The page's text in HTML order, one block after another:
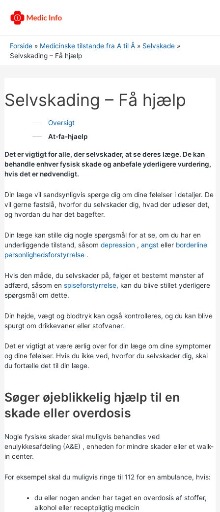
Forside Medicinske tilstande fra A til Å
Selvskade
Selvskading – Få hjælp
Selvskading – Få hjælp
Oversigt
At-fa-hjaelp
Det er vigtigt for alle, der selvskader, at se deres læge. De kan
behandle enhver fysisk skade og anbefale yderligere vurdering,
hvis det er nødvendigt.
Din læge vil sandsynligvis spørge dig om dine følelser i detaljer. De
vil gerne fastslå, hvorfor du selvskader dig, hvad der udløser det,
og hvordan du har det bagefter.
Din læge kan stille dig nogle spørgsmål for at se, om du har en
underliggende tilstand, såsom depression , angsteller borderline
personlighedsforstyrrelse.
Hvis den måde, du selvskader på, følger et bestemt mønster af
adfærd, såsom en spiseforstyrrelse, kan du blive stillet yderligere
spørgsmål om dette.
Din højde, vægt og blodtryk kan også kontrolleres, og du kan blive
spurgt om drikkevaner eller stofvaner.
Det er vigtigt at være ærlig over for din læge om dine symptomer
og dine følelser. Hvis du ikke ved, hvorfor du selvskader dig, skal
du fortælle det til din læge.
Søger øjeblikkelig hjælp til en
skade eller overdosis
Nogle fysiske skader skal muligvis behandles ved
enulykkesafdeling (A&E) , enheden for mindre skader eller et walk-
in center.
For eksempel skal du muligvis ringe til 112 for en ambulance, hvis:
du eller nogen anden har taget en overdosis af stoffer,
alkohol eller receptpligtig medicin